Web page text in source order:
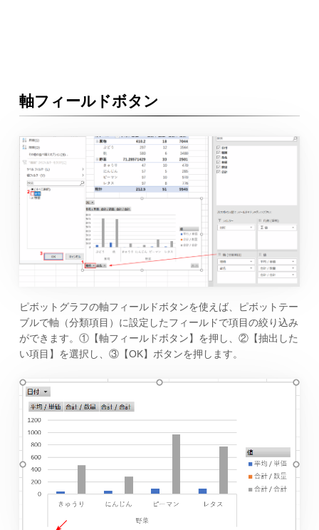
軸フィールドボタン
ピボットグラフの軸フィールドボタンを使えば、ピボットテー
ブルで軸（分類項目）に設定したフィールドで項目の絞り込み
ができます。①【軸フィールドボタン】を押し、②【抽出した
い項目】を選択し、③【OK】ボタンを押します。